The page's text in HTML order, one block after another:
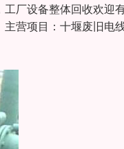
厂设备整体回收欢
营项目：十堰废旧